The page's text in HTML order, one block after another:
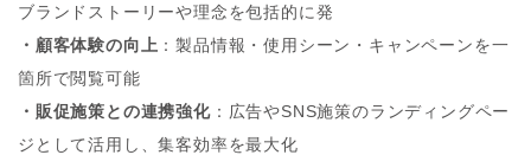
ブランドストーリーや理念を包括的に発
・顧客体験の向上 ：製品情報・使用シーン・キャンペーンを一
箇所で閲覧可能
・販促施策との連携強化：広告やSNS施策のランディングペー
ジとして活用し、集客効率を最大化